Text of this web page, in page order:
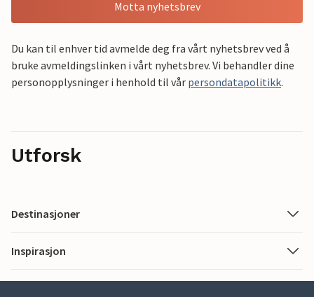
Motta nyhetsbrev
Du kan til enhver tid avmelde deg fra vårt nyhetsbrev ved å
bruke avmeldingslinken i vårt nyhetsbrev. Vi behandler dine
personopplysninger i henhold til vår persondatapolitikk.
Utforsk
Destinasjoner
Inspirasjon